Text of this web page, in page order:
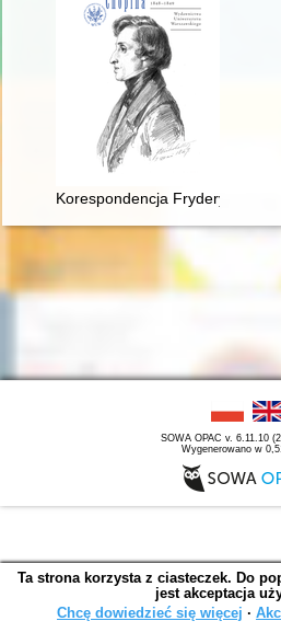
Korespondencja Fryderyka
SOWA OPAC v. 6.11.10
Wygenerowano w
Ta strona korzysta z ciasteczek. Do
jest akceptacja
Chcę dowiedzieć się więcej ∙